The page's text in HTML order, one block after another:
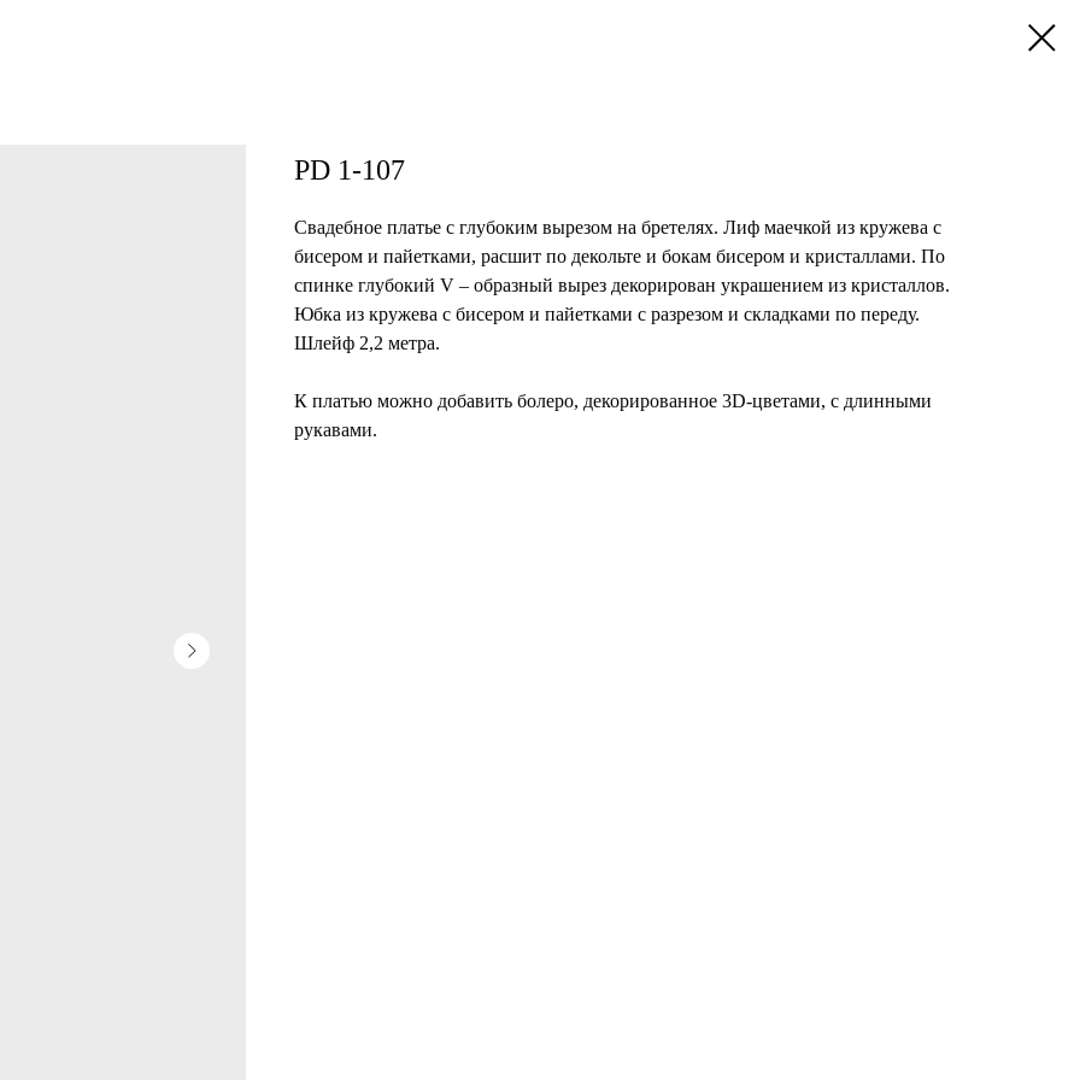
PD 1-107
Свадебное платье с глубоким вырезом на бретелях. Лиф маечкой из кружева с
бисером и пайетками, расшит по декольте и бокам бисером и кристаллами. По
спинке глубокий V – образный вырез декорирован украшением из кристаллов.
Юбка из кружева с бисером и пайетками с разрезом и складками по переду.
Шлейф 2,2 метра.
К платью можно добавить болеро, декорированное 3D-цветами, с длинными
рукавами.